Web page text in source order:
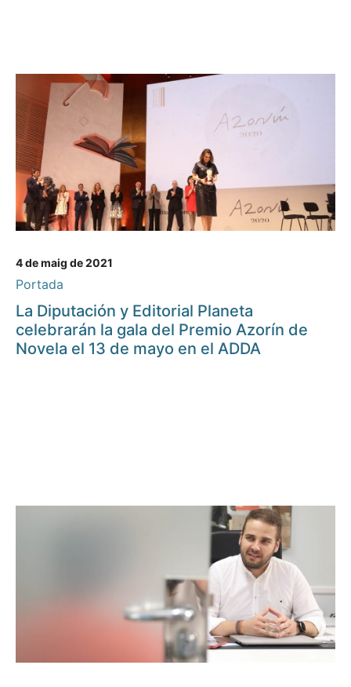
4 de maig de 2021
Portada
La Diputación y Editorial Planeta
celebrarán la gala del Premio Azorín de
Novela el 13 de mayo en el ADDA